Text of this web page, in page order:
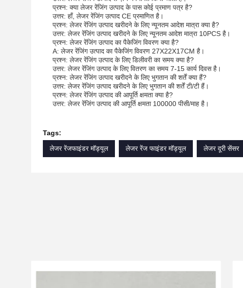
प्रश्न: क्या लेजर रेंजिंग उत्पाद के पास कोई प्रमाण पत्र है?
उत्तर: हाँ, लेजर रेंजिंग उत्पाद CE प्रमाणित है।
प्रश्न: लेजर रेंजिंग उत्पाद खरीदने के लिए न्यूनतम आदेश मात्रा क्या है?
उत्तर: लेजर रेंजिंग उत्पाद खरीदने के लिए न्यूनतम आदेश मात्रा 10PCS है।
प्रश्न: लेजर रेंजिंग उत्पाद का पैकेजिंग विवरण क्या है?
A: लेजर रेंजिंग उत्पाद का पैकेजिंग विवरण 27X22X17CM है।
प्रश्न: लेजर रेंजिंग उत्पाद के लिए डिलीवरी का समय क्या है?
उत्तर: लेजर रेंजिंग उत्पाद के लिए वितरण का समय 7-15 कार्य दिवस है।
प्रश्न: लेजर रेंजिंग उत्पाद खरीदने के लिए भुगतान की शर्तें क्या हैं?
उत्तर: लेजर रेंजिंग उत्पाद खरीदने के लिए भुगतान की शर्तें टी/टी हैं।
प्रश्न: लेजर रेंजिंग उत्पाद की आपूर्ति क्षमता क्या है?
उत्तर: लेजर रेंजिंग उत्पाद की आपूर्ति क्षमता 100000 पीसी/माह है।
Tags:
लेजर रेंजफाइंडर मॉड्यूल
लेजर रेंज फाइंडर मॉड्यूल लेजर दूरी सेंसर